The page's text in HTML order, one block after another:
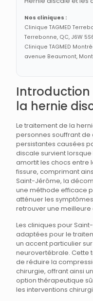
Nos cliniques :
Clinique TAGMED
Terrebonne, QC, J6W
Clinique TAGMED
avenue Beaumont,
la hernie
Le traitement de la
personnes souffrant
persistantes causées
discale survient
amortit les chocs entre
fissure, comprimant
Saint-Jérôme, la
une méthode efficace
atténuer les
retrouver une meilleure
Les cliniques pour
adaptées pour le
un accent particulier
neurovertébrale. Cette
de réduire la
chirurgie, offrant ainsi
option thérapeutique
les interventions